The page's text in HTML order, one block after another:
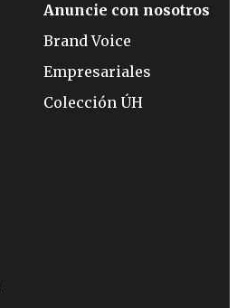
Anuncie con nosotros
Brand Voice
Empresariales
Colección ÚH